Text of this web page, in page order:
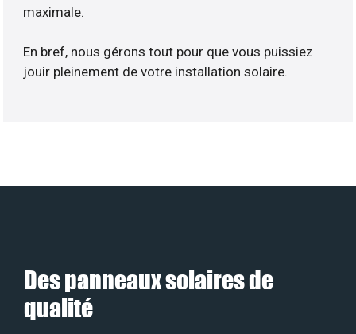
maximale.
En bref, nous gérons tout pour que vous puissiez
jouir pleinement de votre installation solaire.
Des panneaux solaires de
qualité